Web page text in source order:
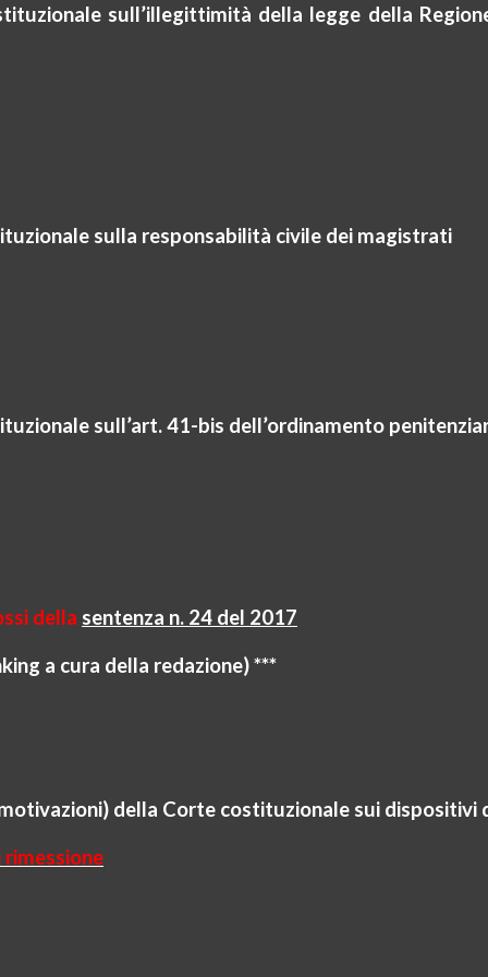
sull’illegittimità della legge della
sulla responsabilità civile dei magistrati
sull’art.41-bis dell’ordinamento
della sentenza n. 24 del 2017
a cura della redazione) ***
della Corte costituzionale sui dispositivi
rimessione